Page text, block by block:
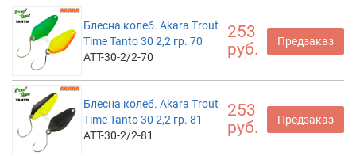
Блесна колеб. Akara Trout
Time Tanto 30 2,2 гр. 70
ATT-30-2/2-70
253
руб.
Предзаказ
Блесна колеб. Akara Trout
Time Tanto 30 2,2 гр. 81
ATT-30-2/2-81
253
руб.
Предзаказ